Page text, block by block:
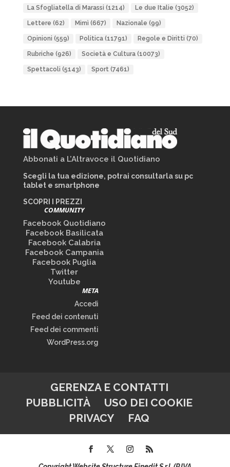
La Sfogliatella di Marassi (1214) Le due Italie (3052)
Lettere (62) Mimì (667) Nazionale (99)
Opinioni (559) Politica(11791) Regole e Diritti (70)
Rubriche (926) Società e Cultura(10073)
Spettacoli (5143) Sport(7461)
Abbonati a L’Altravoce il Quotidiano
Scegli la tua edizione, potrai consultarla su pc
tablet e smartphone
SCOPRI I PREZZI
COMMUNITY
Facebook Quotidiano
Facebook Basilicata
Facebook Calabria
Facebook Campania
Facebook Puglia
Twitter
Youtube
META
Accedi
Feed dei contenuti
Feed dei commenti
WordPress.org
GERENZA E CONTATTI
PUBBLICITÀ
USO DEI COOKIE
PRIVACY
FAQ